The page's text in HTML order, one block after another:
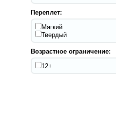
Переплет:
Мягкий
Твердый
Возрастное ограничение:
12+